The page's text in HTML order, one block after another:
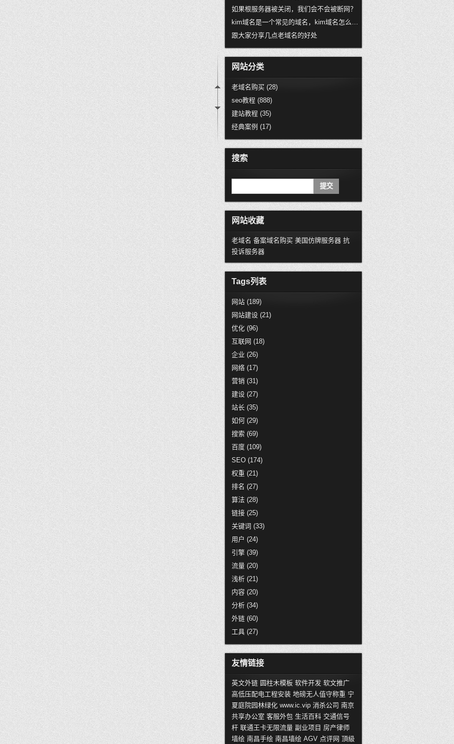
如果根服务器被关闭，我们会不会被断网？
kim域名是一个常见的域名，kim域名怎么样？
跟大家分享几点老域名的好处
网站分类
老域名购买 (28)
seo教程 (888)
建站教程 (35)
经典案例 (17)
搜索
网站收藏
老域名 备案域名购买 美国仿牌服务器 抗
投诉服务器
Tags列表
网站 (189)
网站建设 (21)
优化 (96)
互联网 (18)
企业 (26)
网络 (17)
营销 (31)
建设 (27)
站长 (35)
如何 (29)
搜索 (69)
百度 (109)
SEO (174)
权重 (21)
排名 (27)
算法 (28)
链接 (25)
关键词 (33)
用户 (24)
引擎 (39)
流量 (20)
浅析 (21)
内容 (20)
分析 (34)
外链 (60)
工具 (27)
友情链接
英文外链 圆柱木模板 软件开发 软文推广
高低压配电工程安装 地磅无人值守称重 宁
夏庭院园林绿化 www.ic.vip 消杀公司 南京
共享办公室 客服外包 生活百科 交通信号
杆 联通王卡无限流量 副业项目 房产律师
墙绘 南昌手绘 南昌墙绘 AGV 点评网 頂級